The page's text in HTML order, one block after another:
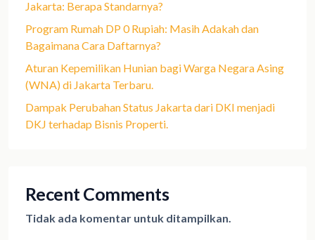
Jakarta: Berapa Standarnya?
Program Rumah DP 0 Rupiah: Masih Adakah dan
Bagaimana Cara Daftarnya?
Aturan Kepemilikan Hunian bagi Warga Negara Asing
(WNA) di Jakarta Terbaru.
Dampak Perubahan Status Jakarta dari DKI menjadi
DKJ terhadap Bisnis Properti.
Recent Comments
Tidak ada komentar untuk ditampilkan.